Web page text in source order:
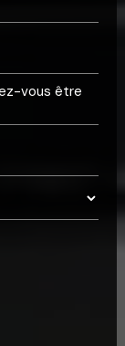
vous être